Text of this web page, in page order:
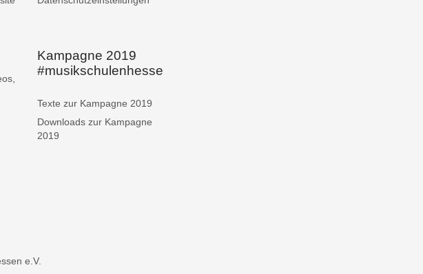
Kampagne 2019
#musikschulenhessen
Texte zur Kampagne 2019
Downloads zur Kampagne
2019
e.V.